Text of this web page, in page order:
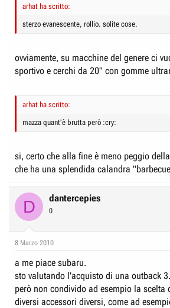
arhat ha scritto:
sterzo evanescente, rollio. solite cose.
ovviamente, su macchine del genere ci
sportivo e cerchi da 20" con gomme
arhat ha scritto:
mazza quant'è brutta però :cry:
si, certo che alla fine è meno peggio
che ha una splendida calandra
D dantercepies
0
8 Marzo 2010
a me piace subaru.
sto valutando l'acquisto di una outback
però non condivido ad esempio la scelta
diversi accessori diversi, come ad